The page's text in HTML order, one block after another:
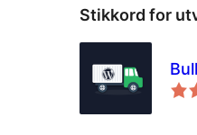
Stikkord for